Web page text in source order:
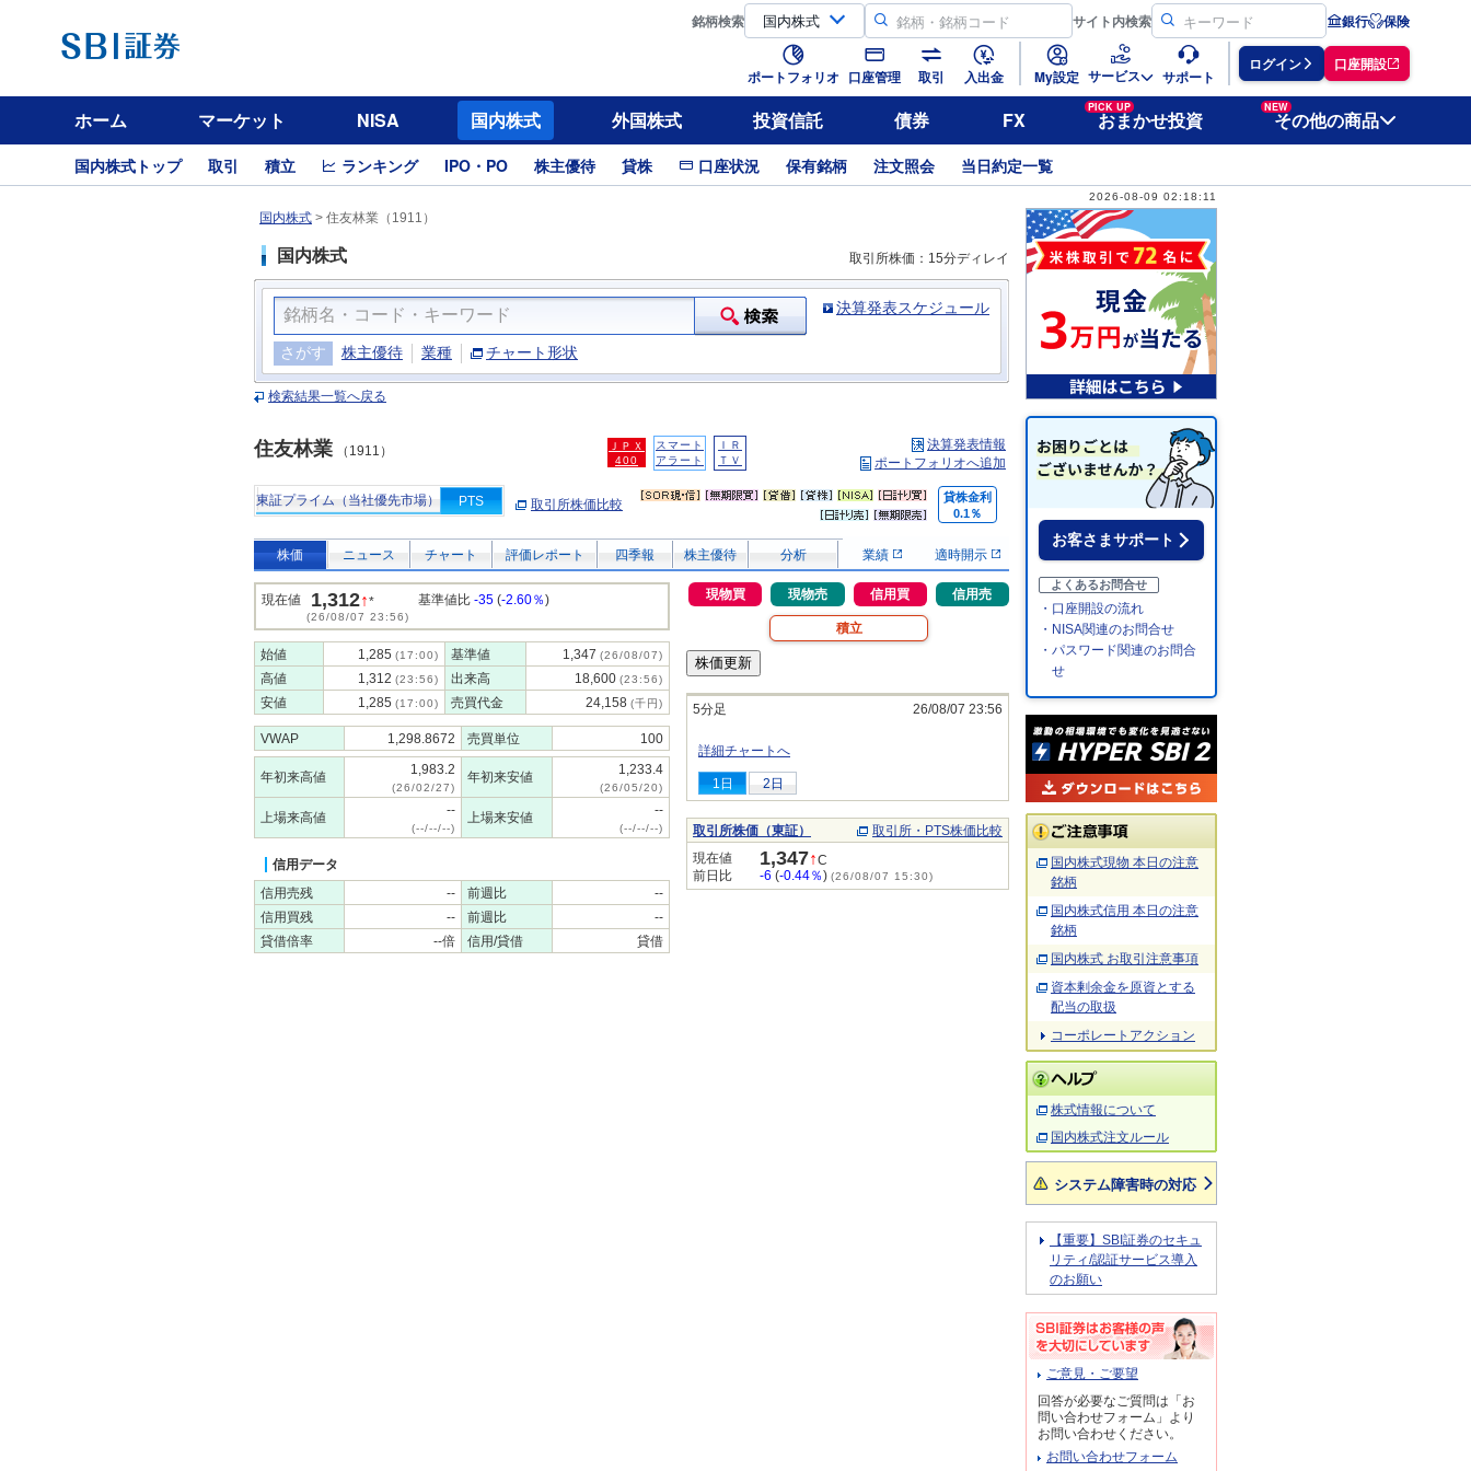
銘柄検索 サイト内検索 銀行 保険
ポートフォリオ 口座管理 取引 入出金 My設定 サービス サポート
ログイン 口座開設
ホーム マーケット NISA 国内株式 外国株式 投資信託 債券 FX
PICK UP
おまかせ投資
NEW
その他の商品
国内株式トップ 取引 積立 ランキング IPO・PO 株主優待 貸株 口座状況 保有銘柄 注文照会 当日約定一覧
2026-08-09 02:18:11
国内株式 > 住友林業（1911）
国内株式 取引所株価：15分ディレイ
決算発表スケジュール
さがす 株主優待 業種 チャート形状
検索結果一覧へ戻る
住友林業 （1911）
ＪＰＸ
400
スマート
アラート
ＩＲ
ＴＶ
決算発表情報
ポートフォリオへ追加
東証プライム（当社優先市場） PTS 取引所株価比較
貸株金利
0.1％
株価 ニュース チャート 評価レポート 四季報 株主優待 分析 業績 適時開示
現在値 1,312↑*
(26/08/07 23:56)
基準値比 -35 (-2.60％)
始値 1,285 (17:00) 基準値 1,347 (26/08/07)
高値 1,312 (23:56) 出来高 18,600 (23:56)
安値 1,285 (17:00) 売買代金 24,158 (千円)
VWAP 1,298.8672 売買単位 100
年初来高値 1,983.2
(26/02/27)
年初来安値 1,233.4
(26/05/20)
上場来高値 --
(--/--/--)
上場来安値 --
(--/--/--)
信用データ
信用売残
-- 前週比
--
信用買残
-- 前週比
--
貸借倍率
--倍 信用/貸借 貸借
現物買 現物売 信用買 信用売
積立
5分足 26/08/07 23:56
詳細チャートへ
1日 2日
取引所株価（東証）
取引所・PTS株価比較
現在値
1,347↑C
前日比
-6 (-0.44％) (26/08/07 15:30)
お客さまサポート
よくあるお問合せ
・口座開設の流れ
・NISA関連のお問合せ
・パスワード関連のお問合
せ
国内株式現物 本日の注意
銘柄
国内株式信用 本日の注意
銘柄
国内株式 お取引注意事項
資本剰余金を原資とする
配当の取扱
コーポレートアクション
株式情報について
国内株式注文ルール
システム障害時の対応
【重要】SBI証券のセキュ
リティ/認証サービス導入
のお願い
ご意見・ご要望
回答が必要なご質問は「お
問い合わせフォーム」より
お問い合わせください。
お問い合わせフォーム